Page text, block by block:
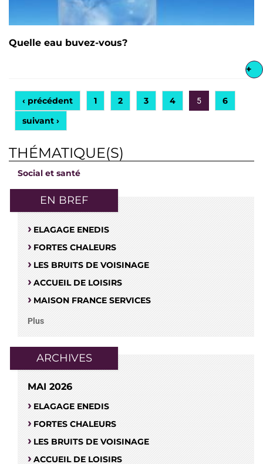
Quelle eau buvez-vous?
+
‹ précédent 1 2 3 4 5
6
suivant ›
THÉMATIQUE(S)
Social et santé
EN BREF
ELAGAGE ENEDIS
FORTES CHALEURS
LES BRUITS DE VOISINAGE
ACCUEIL DE LOISIRS
MAISON FRANCE SERVICES
Plus
ARCHIVES
MAI 2026
ELAGAGE ENEDIS
FORTES CHALEURS
LES BRUITS DE VOISINAGE
ACCUEIL DE LOISIRS